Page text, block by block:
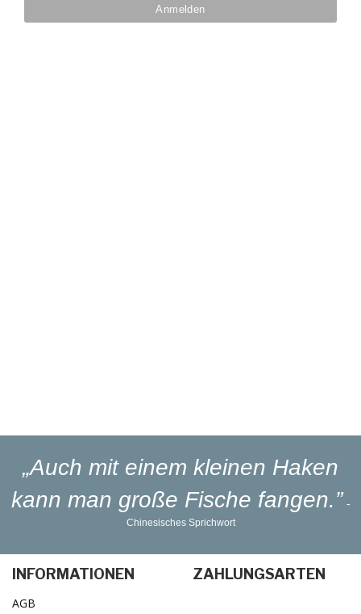
„Auch mit einem kleinen Haken
kann man große Fische fangen.” -
Chinesisches Sprichwort
INFORMATIONEN
AGB
ZAHLUNGSARTEN